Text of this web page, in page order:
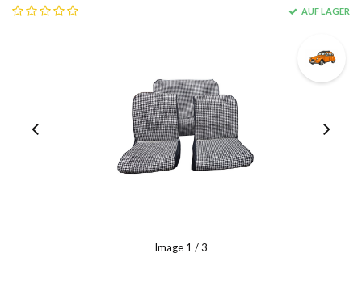
AUF LAGER
Image 1 / 3